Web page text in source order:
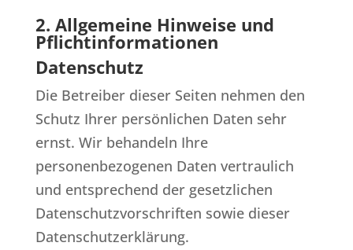
2. Allgemeine Hinweise und
Pflichtinformationen
Datenschutz
Die Betreiber dieser Seiten nehmen den
Schutz Ihrer persönlichen Daten sehr
ernst. Wir behandeln Ihre
personenbezogenen Daten vertraulich
und entsprechend der gesetzlichen
Datenschutzvorschriften sowie dieser
Datenschutzerklärung.